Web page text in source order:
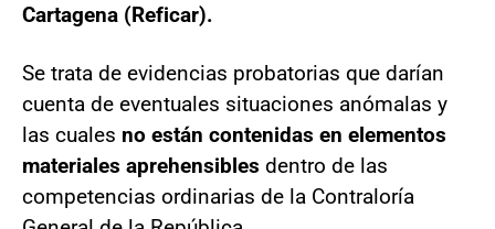
Cartagena (Reficar).
Se trata de evidencias probatorias que darían
cuenta de eventuales situaciones anómalas y
las cuales no están contenidas en elementos
materiales aprehensibles dentro de las
competencias ordinarias de la Contraloría